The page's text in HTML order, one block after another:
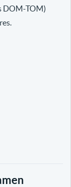
DOM-TOM)